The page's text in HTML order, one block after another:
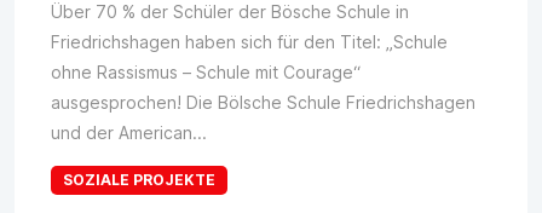
Über 70 % der Schüler der Bösche Schule in
Friedrichshagen haben sich für den Titel: „Schule
ohne Rassismus – Schule mit Courage“
ausgesprochen! Die Bölsche Schule Friedrichshagen
und der American...
SOZIALE PROJEKTE